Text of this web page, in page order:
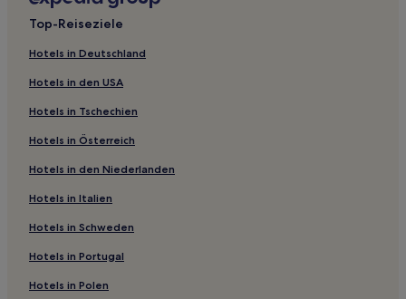
Haustierfreundliche in Siegburg
Haustierfreundliche in Kerpen
Familien in Wuppertal
Familien in Porz
Hotels mit Parkplatz in Efferen
Familien in Altstadt-Süd
Boutique- in Köln
Familien in Köln
Hotels mit inbegriffenem Frühstück in Köln
Familien in Altstadt-Nord
Business in Mülheim
Top-Reiseziele
Hotels in Deutschland
Hotels in den USA
Hotels in Tschechien
Hotels in Österreich
Hotels in den Niederlanden
Hotels in Italien
Hotels in Schweden
Hotels in Portugal
Hotels in Polen